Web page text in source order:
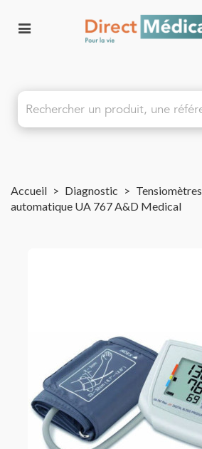
Accueil > Diagnostic > Tensiomètres
automatique UA 767 A&D Medical